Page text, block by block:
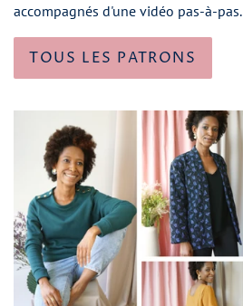
accompagnés d'une vidéo pas-à-pas.
TOUS LES PATRONS